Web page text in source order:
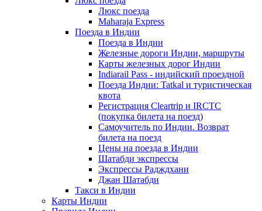
Люкс поезда
Maharaja Express
Поезда в Индии
Поезда в Индии
Железные дороги Индии, маршруты
Карты железных дорог Индии
Indiarail Pass - индийский проездной
Поезда Индии: Tatkal и туристическая
квота
Регистрация Сleartrip и IRCTC
(покупка билета на поезд)
Самоучитель по Индии. Возврат
билета на поезд
Цены на поезда в Индии
Шатабди экспрессы
Экспрессы Радждхани
Джан Шатабди
Такси в Индии
Карты Индии